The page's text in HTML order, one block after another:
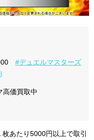
#デュエルマスターズ
価買取中
あたり5000円以上で取引